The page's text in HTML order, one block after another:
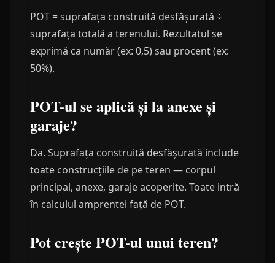
POT = suprafața construită desfășurată ÷
suprafața totală a terenului. Rezultatul se
exprimă ca număr (ex: 0,5) sau procent (ex:
50%).
POT-ul se aplică și la anexe și
garaje?
Da. Suprafața construită desfășurată include
toate construcțiile de pe teren — corpul
principal, anexe, garaje acoperite. Toate intră
în calculul amprentei față de POT.
Pot crește POT-ul unui teren?